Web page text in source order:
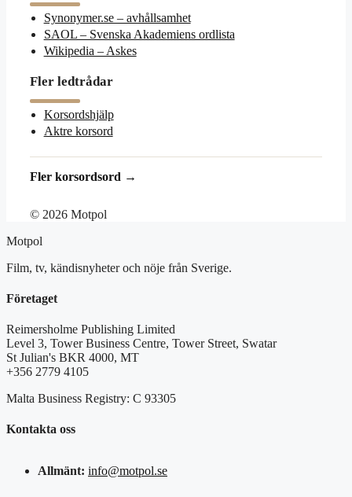
Synonymer.se – avhållsamhet
SAOL – Svenska Akademiens ordlista
Wikipedia – Askes
Fler ledtrådar
Korsordshjälp
Aktre korsord
Fler korsordsord →
© 2026 Motpol
Motpol
Film, tv, kändisnyheter och nöje från Sverige.
Företaget
Reimersholme Publishing Limited
Level 3, Tower Business Centre, Tower Street, Swatar
St Julian's BKR 4000, MT
+356 2779 4105
Malta Business Registry: C 93305
Kontakta oss
Allmänt: info@motpol.se